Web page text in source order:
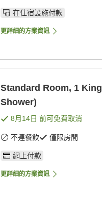
在住宿設施付款
更詳細的方案資訊
Standard Room, 1
Shower)
8月14日 前可免費取消
不連餐飲 僅限房間
網上付款
更詳細的方案資訊